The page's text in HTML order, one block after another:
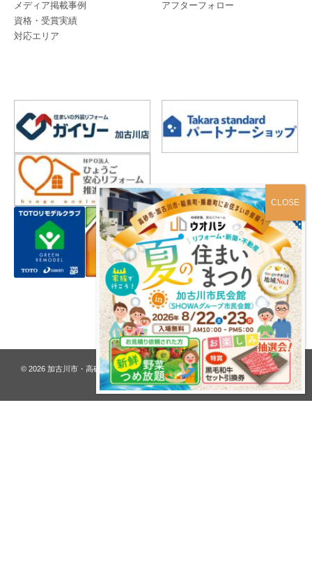
メディア掲載事例
資格・受賞実績
対応エリア
アフターフォロー
プライバシーポリシー
© 2026 加古川市・高砂市 夢リフォーム ウオハシ – 創業128年の老舗. All rights
reserved.